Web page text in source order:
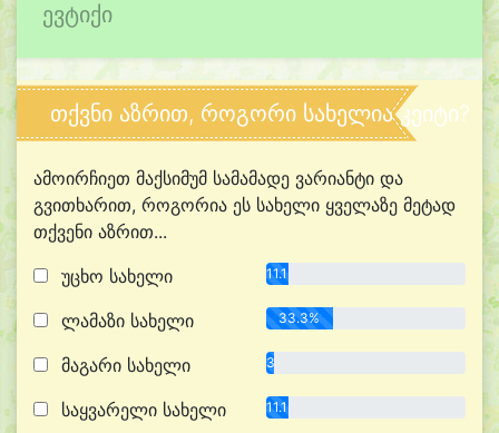
ევტიქი
თქვნი აზრით, როგორი სახელია კეიტი?
ამოირჩიეთ მაქსიმუმ სამამადე ვარიანტი და
გვითხარით, როგორია ეს სახელი ყველაზე მეტად
თქვენი აზრით...
უცხო სახელი
11.1%
ლამაზი სახელი 33.3%
მაგარი სახელი 3.7%
საყვარელი სახელი 11.1%